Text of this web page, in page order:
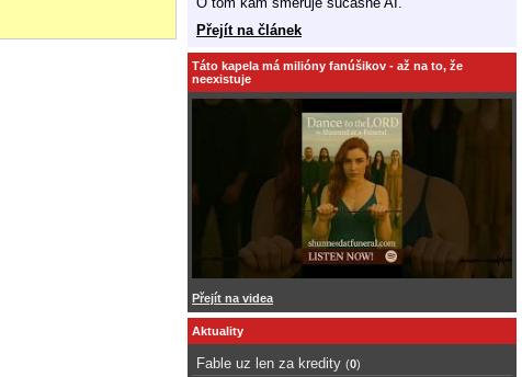
Přejít na článek
Táto kapela má milióny fanúšikov - až na to, že
neexistuje
Přejít na videa
Aktuality
Fable uz len za kredity (0)